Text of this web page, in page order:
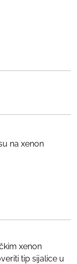
na xenon
xenon
tip sijalice u